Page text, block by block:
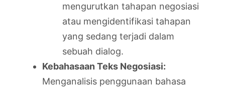
mengurutkan tahapan negosiasi
atau mengidentifikasi tahapan
yang sedang terjadi dalam
sebuah dialog.
Kebahasaan Teks Negosiasi:
Menganalisis penggunaan bahasa